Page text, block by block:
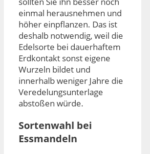
einmal herausnehmen und
höher einpflanzen. Das ist
deshalb notwendig, weil die
Edelsorte bei dauerhaftem
Erdkontakt sonst eigene
Wurzeln bildet und
innerhalb weniger Jahre die
Veredelungsunterlage
abstoßen würde.
Sortenwahl bei
Essmandeln